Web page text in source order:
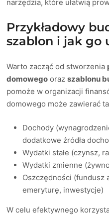
narzędzia, które ułatwią
Przykładowy
szablon i jak go
Warto zacząć od stworzenia
domowego orazszablonu
pomoże w organizacji
domowego może zawierać
Dochody
dodatkowe źródła
Wydatki stałe (czynsz,
Wydatki zmienne
Oszczędności (fundusz
emeryturę, inwestycje)
W celu efektywnego